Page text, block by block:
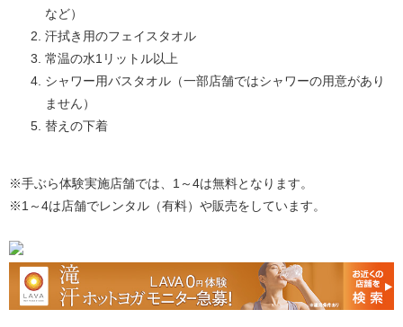
など）
汗拭き用のフェイスタオル
常温の水1リットル以上
シャワー用バスタオル（一部店舗ではシャワーの用意があり
ません）
替えの下着
※手ぶら体験実施店舗では、1～4は無料となります。
※1～4は店舗でレンタル（有料）や販売をしています。